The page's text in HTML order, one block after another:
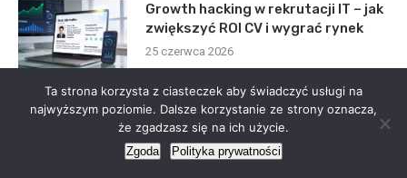
Growth hacking w rekrutacji IT – jak
zwiększyć ROI CV i wygrać rynek
25 czerwca 2026
Growth hacking w rekrutacji IT – jak
zwiększyć skuteczność CV o 80%
25 czerwca 2026
Ta strona korzysta z ciasteczek aby świadczyć usługi na
najwyższym poziomie. Dalsze korzystanie ze strony oznacza,
że zgadzasz się na ich użycie.
Zgoda Polityka prywatności